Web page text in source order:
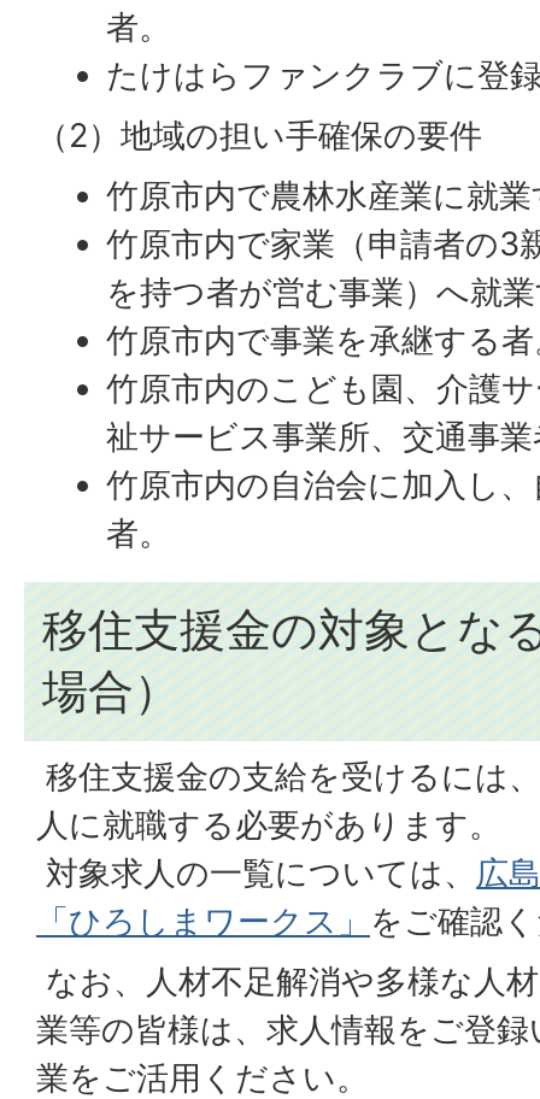
者。
たけはらファンクラブに登
（2）地域の担い手確保の要件
竹原市内で農林水産業に就
竹原市内で家業（申請者の3
を持つ者が営む事業）へ就
竹原市内で事業を承継する
竹原市内のこども園、介護
祉サービス事業所、交通事
竹原市内の自治会に加入し
者。
移住支援金の対象とな
場合）
移住支援金の支給を受けるには
人に就職する必要があります。
対象求人の一覧については、 広
「ひろしまワークス」 をご確認
なお、人材不足解消や多様な人
業等の皆様は、求人情報をご登
業をご活用ください。